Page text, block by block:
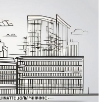
СОРТА МЕТАЛЛОВ